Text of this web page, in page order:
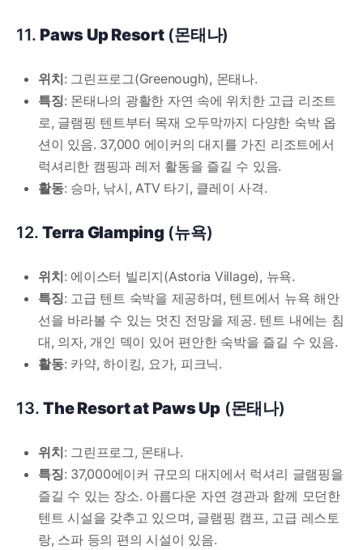
11. Paws Up Resort(몬태나)
위치: 그린프로그(Greenough), 몬태나.
특징: 몬태나의 광활한 자연 속에 위치한 고급 리조트
로, 글램핑 텐트부터 목재 오두막까지 다양한 숙박 옵
션이 있음. 37,000 에이커의 대지를 가진 리조트에서
럭셔리한 캠핑과 레저 활동을 즐길 수 있음.
활동: 승마, 낚시, ATV 타기, 클레이 사격.
12.Terra Glamping (뉴욕)
위치: 에이스터 빌리지(Astoria Village), 뉴욕.
특징: 고급 텐트 숙박을 제공하며, 텐트에서 뉴욕 해안
선을 바라볼 수 있는 멋진 전망을 제공. 텐트 내에는 침
대, 의자, 개인 덱이 있어 편안한 숙박을 즐길 수 있음.
활동: 카약, 하이킹, 요가, 피크닉.
13.The Resort at Paws Up (몬태나)
위치: 그린프로그, 몬태나.
특징: 37,000에이커 규모의 대지에서 럭셔리 글램핑을
즐길 수 있는 장소. 아름다운 자연 경관과 함께 모던한
텐트 시설을 갖추고 있으며, 글램핑 캠프, 고급 레스토
랑, 스파 등의 편의 시설이 있음.